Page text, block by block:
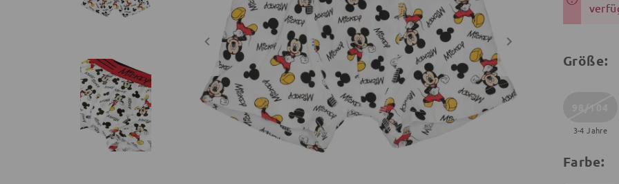
Größe:
3-4 Jahre
Farbe: